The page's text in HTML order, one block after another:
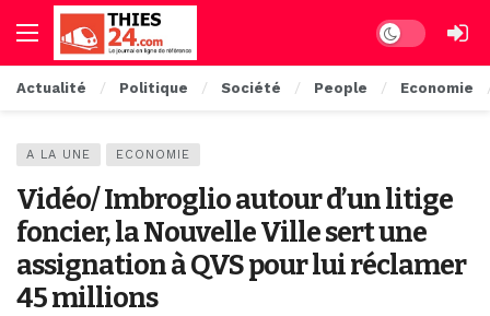
Dark mode
Actualité Politique Société People Economie
A LA UNE ECONOMIE
Vidéo/ Imbroglio autour d’un litige
foncier, la Nouvelle Ville sert une
assignation à QVS pour lui réclamer
45 millions